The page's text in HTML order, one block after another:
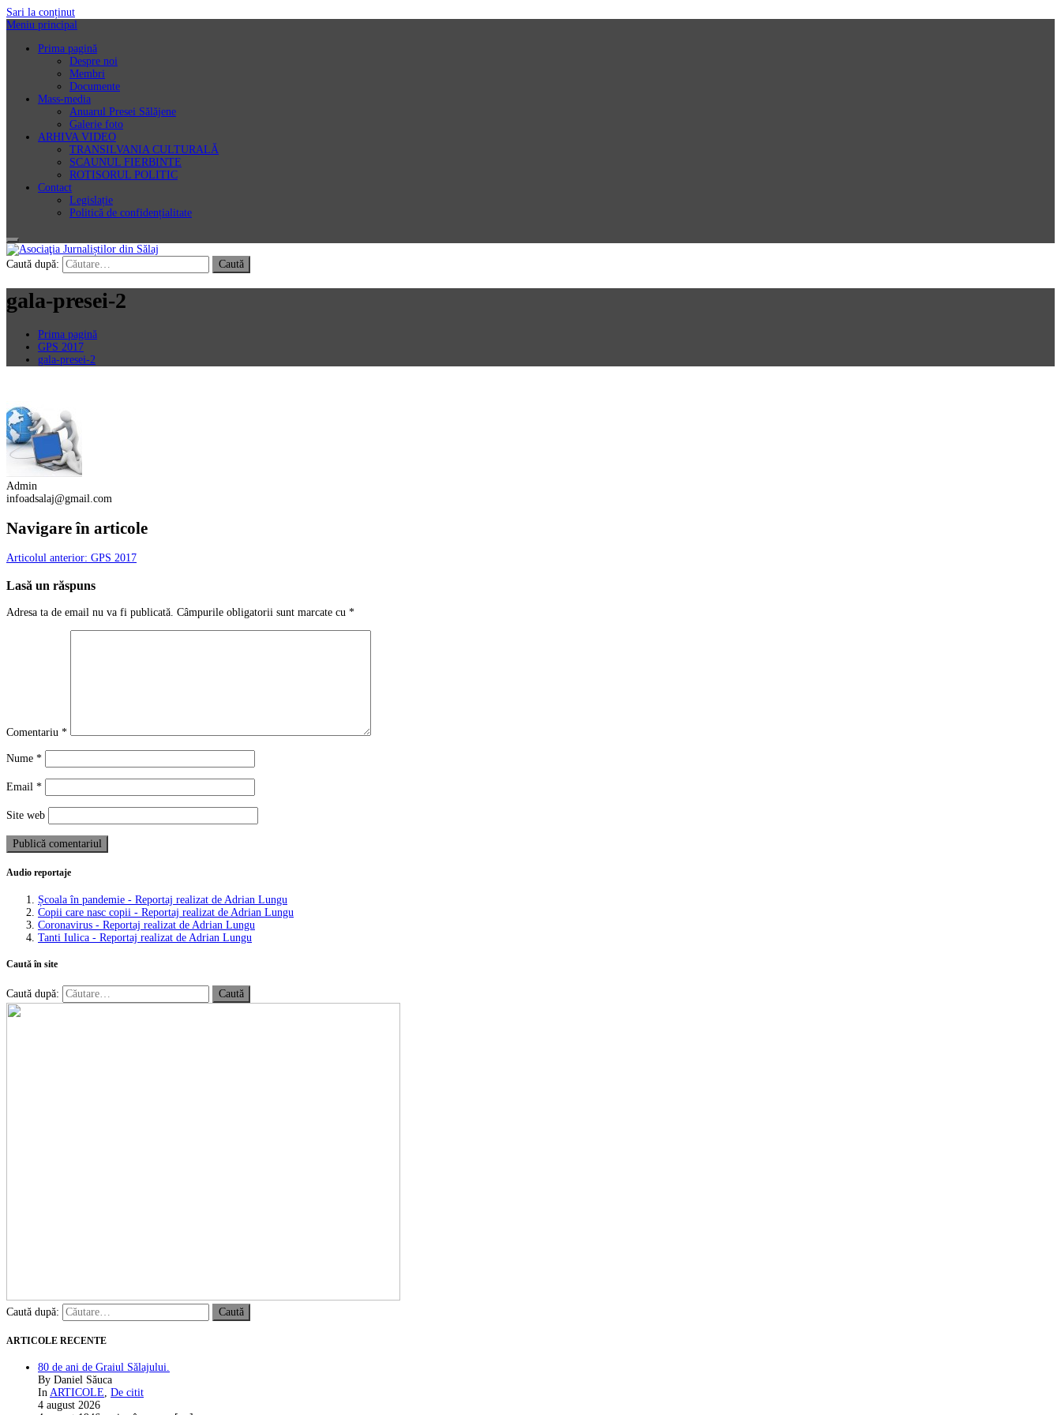
Sari la conținut
Meniu principal
Prima pagină
Despre noi
Membri
Documente
Mass-media
Anuarul Presei Sălăjene
Galerie foto
ARHIVA VIDEO
TRANSILVANIA CULTURALĂ
SCAUNUL FIERBINTE
ROTISORUL POLITIC
Contact
Legislație
Politică de confidențialitate
Asociaţia Jurnaliștilor din Sălaj
Caută după:
gala-presei-2
Prima pagină
GPS 2017
gala-presei-2
Admin
infoadsalaj@gmail.com
Navigare în articole
Articolul anterior: GPS 2017
Lasă un răspuns
Adresa ta de email nu va fi publicată. Câmpurile obligatorii sunt marcate cu *
Comentariu *
Nume *
Email *
Site web
Audio reportaje
Școala în pandemie - Reportaj realizat de Adrian Lungu
Copii care nasc copii - Reportaj realizat de Adrian Lungu
Coronavirus - Reportaj realizat de Adrian Lungu
Tanti Iulica - Reportaj realizat de Adrian Lungu
Caută în site
Caută după:
Caută după:
ARTICOLE RECENTE
80 de ani de Graiul Sălajului.
By Daniel Săuca
In ARTICOLE, De citit
4 august 2026